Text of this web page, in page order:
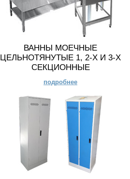
ВАННЫ МОЕЧНЫЕ
ЦЕЛЬНОТЯНУТЫЕ 1, 2-Х И 3-Х
СЕКЦИОННЫЕ
подробнее